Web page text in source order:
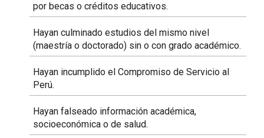
por becas o créditos educativos.
Hayan culminado estudios del mismo nivel
(maestría o doctorado) sin o con grado académico.
Hayan incumplido el Compromiso de Servicio al
Perú.
Hayan falseado información académica,
socioeconómica o de salud.